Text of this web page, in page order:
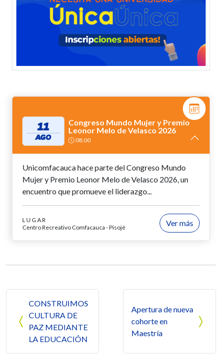
11
AGO
Congreso Mundo Mujer y Premio
Leonor Melo de Velasco 2026
08:00
Unicomfacauca hace parte del Congreso Mundo
Mujer y Premio Leonor Melo de Velasco 2026, un
encuentro que promueve el liderazgo...
LUGAR
Centro Recreativo Comfacauca - Pisojé
Ver más
CONSTRUIMOS
CULTURA DE
PAZ MEDIANTE
LA EDUCACIÓN
Apertura de nueva
cohorte en
Maestría